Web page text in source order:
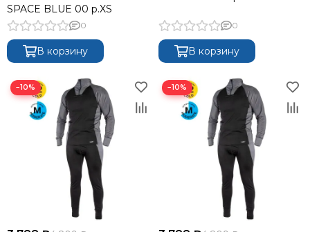
SPACE BLUE 00 р.XS
0
В корзину
0
В корзину
−10% −10%